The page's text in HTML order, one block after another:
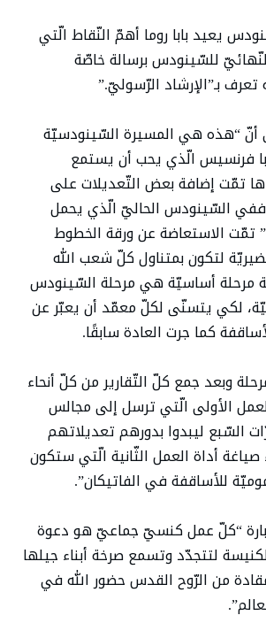
يعيد بابا روما أهمّ النّقاط الّتي
للسّينودس برسالة خاصّة
بـ”الإرشاد الرّسوليّ.”
أنّ “هذه هي المسيرة السّينودسيّة
فرنسيس الّذي يحب أن يستمع
تمّت إضافة بعض التّعديلات على
ففي السّينودس الحاليّ الّذي يحمل
تمّت الاستعاضة عن ورقة الخطوط
لتكون بمتناول كلّ شعب الله
مرحلة أساسيّة هي مرحلة السّينودس
لكي يتسنّى لكلّ معمّد أن يعبّر عن
كما جرت العادة سابقًا.
وبعد جمع كلّ التّقارير من كلّ أنحاء
الأولى الّتي ترسل إلى مجالس
السّبع ليبدوا بدورهم تعديلاتهم
صياغة أداة العمل الثّانية الّتي ستكون
للأساقفة في الفاتيكان”.
“كلّ عمل كنسيّ جماعيّ هو دعوة
لتتجدّد وتسمع صرخة أبناء جيلها
من الرّوح القدس حضور الله في